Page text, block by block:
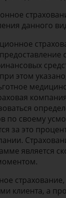
данного
этом
по своему
за это
является
клиента, а